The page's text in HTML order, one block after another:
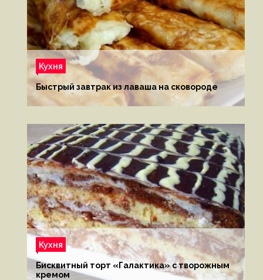
Кухня
Быстрый завтрак из лаваша на сковороде
Кухня
Бисквитный торт «Галактика» с творожным
кремом